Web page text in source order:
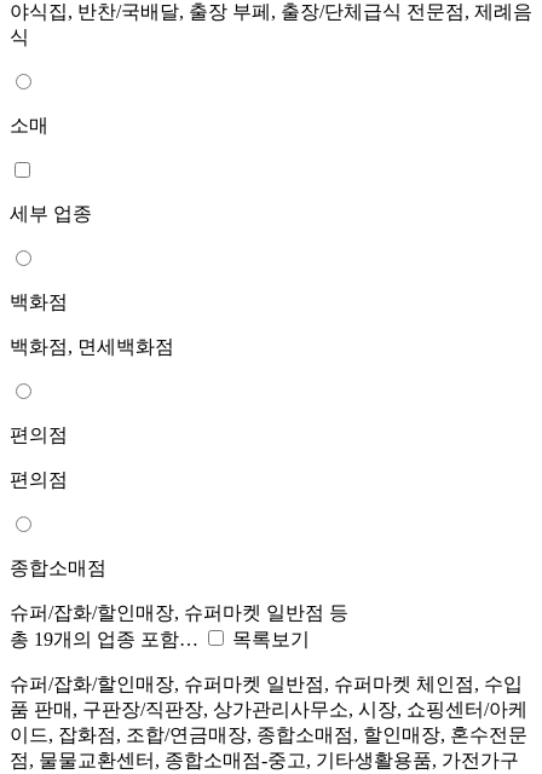
야식집, 반찬/국배달, 출장 부페, 출장/단체급식 전문점, 제례음
식
소매
세부 업종
백화점
백화점, 면세백화점
편의점
편의점
종합소매점
슈퍼/잡화/할인매장, 슈퍼마켓 일반점 등
총 19개의 업종 포함…
목록보기
슈퍼/잡화/할인매장, 슈퍼마켓 일반점, 슈퍼마켓 체인점, 수입
품 판매, 구판장/직판장, 상가관리사무소, 시장, 쇼핑센터/아케
이드, 잡화점, 조합/연금매장, 종합소매점, 할인매장, 혼수전문
점, 물물교환센터, 종합소매점-중고, 기타생활용품, 가전가구